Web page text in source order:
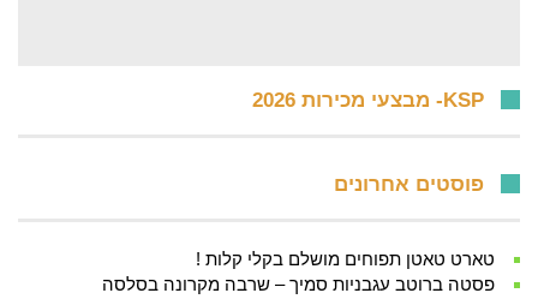
KSP- מבצעי מכירות 2026
פוסטים אחרונים
טארט טאטן תפוחים מושלם בקלי קלות !
פסטה ברוטב עגבניות סמיך – שרבה מקרונה בסלסה